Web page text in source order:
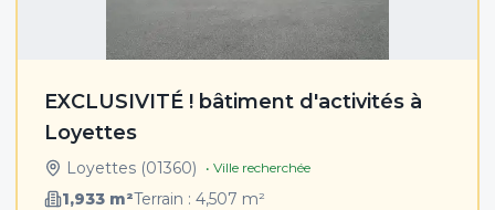
EXCLUSIVITÉ ! bâtiment d'activités à
Loyettes
Loyettes (01360) • Ville recherchée
1,933 m²Terrain : 4,507 m²